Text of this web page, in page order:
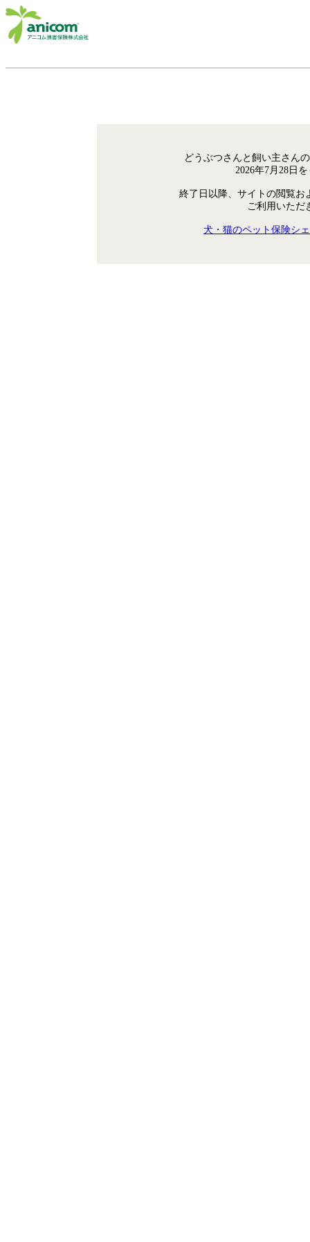
どうぶつさんと飼い主さん
2026年7月28日
終了日以降、サイトの閲覧お
ご利用いただ
犬・猫のペット保険シ